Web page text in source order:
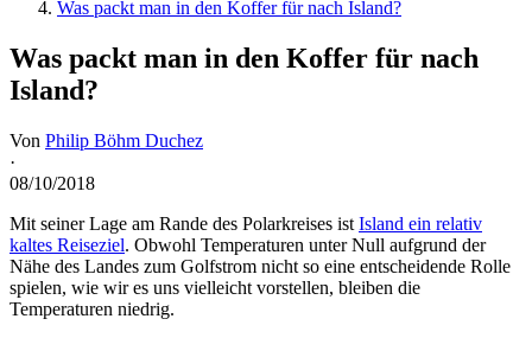
Was packt man in den Koffer für nach Island?
Was packt man in den Koffer für nach
Island?
Von Philip Böhm Duchez
·
08/10/2018
Mit seiner Lage am Rande des Polarkreises ist Island ein relativ
kaltes Reiseziel. Obwohl Temperaturen unter Null aufgrund der
Nähe des Landes zum Golfstrom nicht so eine entscheidende Rolle
spielen, wie wir es uns vielleicht vorstellen, bleiben die
Temperaturen niedrig.